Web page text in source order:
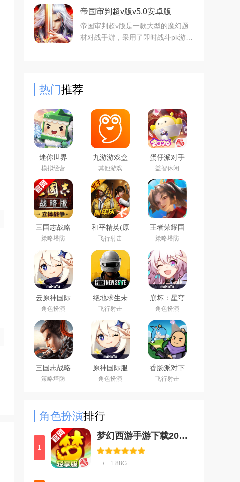
择自己喜欢的职业们去冒险，超多炫
酷的游戏招式等你来选择，
帝国审判超v版v5.0安卓版
帝国审判超v版是一款大型的魔幻题
材对战手游，采用了即时战斗pk游戏
热门推荐
迷你世界
2026最新官
方版
模拟经营
九游游戏盒
子app2026
最新版
其他游戏
蛋仔派对手
游(元气零食
季)下载官方
正版
益智休闲
三国志战略
版2026官方
最新版
策略塔防
和平精英(原
刺激战场)官
方最新版
飞行射击
王者荣耀国
际服下载
2026官方手
机版
（Honor of
Kings）
策略塔防
云原神国际
版app下载
2026最新版
角色扮演
绝地求生未
来之役手游
国际服下载
正版
飞行射击
崩坏：星穹
铁道官方手
游下载安卓
最新版
角色扮演
三国志战略
版安卓灵犀
客户端3D最
策略塔防
原神国际服
(Genshin
Impact)下载
角色扮演
香肠派对下
载2026最新
版
飞行射击
角色扮演排行
1
梦幻西游手游下载2026最新版v1.563.0官方版
/ 1.88G